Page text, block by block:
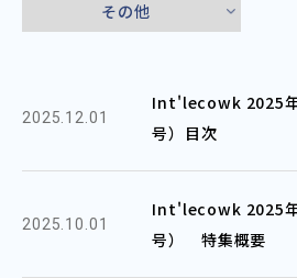
その他
2025.12.01
Int'lecowk 2025
号）目次
2025.10.01
Int'lecowk 2025
号） 特集概要